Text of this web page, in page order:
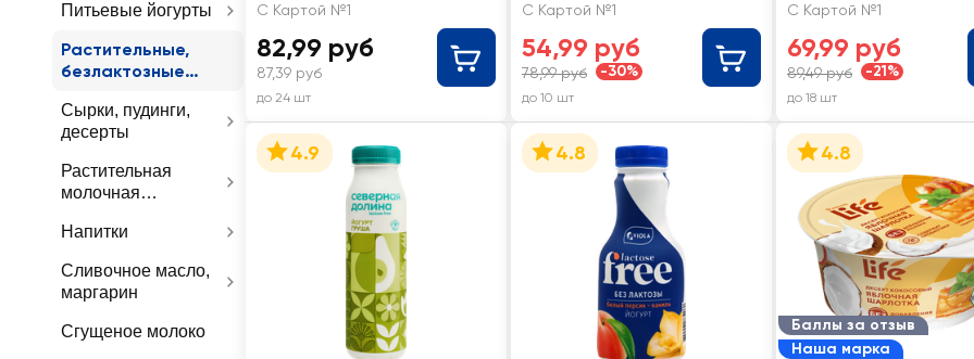
Питьевые йогурты
Растительные,
безлактозные
Сырки, пудинги,
десерты
Растительная
молочная
Напитки
Сливочное масло,
маргарин
Сгущеное молоко
С Картой №1
82,99 руб
87,39 руб
до 24 шт
С Картой №1
54,99 руб
78,99 руб -30%
до 10 шт
С Картой №1
69,99 руб
89,49 руб -21%
до 18 шт
4.9 4.8
Баллы за отзыв
Наша марка
4.8